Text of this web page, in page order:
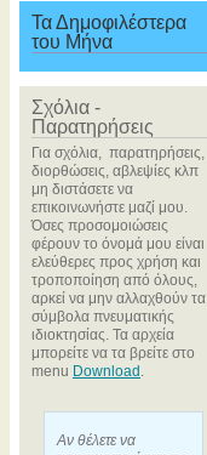
Τα Δημοφιλέστερα
του Μήνα
Σχόλια -
Παρατηρήσεις
Για σχόλια, παρατηρήσεις,
διορθώσεις, αβλεψίες κλπ
μη διστάσετε να
επικοινωνήστε μαζί μου.
Όσες προσομοιώσεις
φέρουν το όνομά μου είναι
ελεύθερες προς χρήση και
τροποποίηση από όλους,
αρκεί να μην αλλαχθούν τα
σύμβολα πνευματικής
ιδιοκτησίας. Τα αρχεία
μπορείτε να τα βρείτε στο
menu Download .
Αν θέλετε να